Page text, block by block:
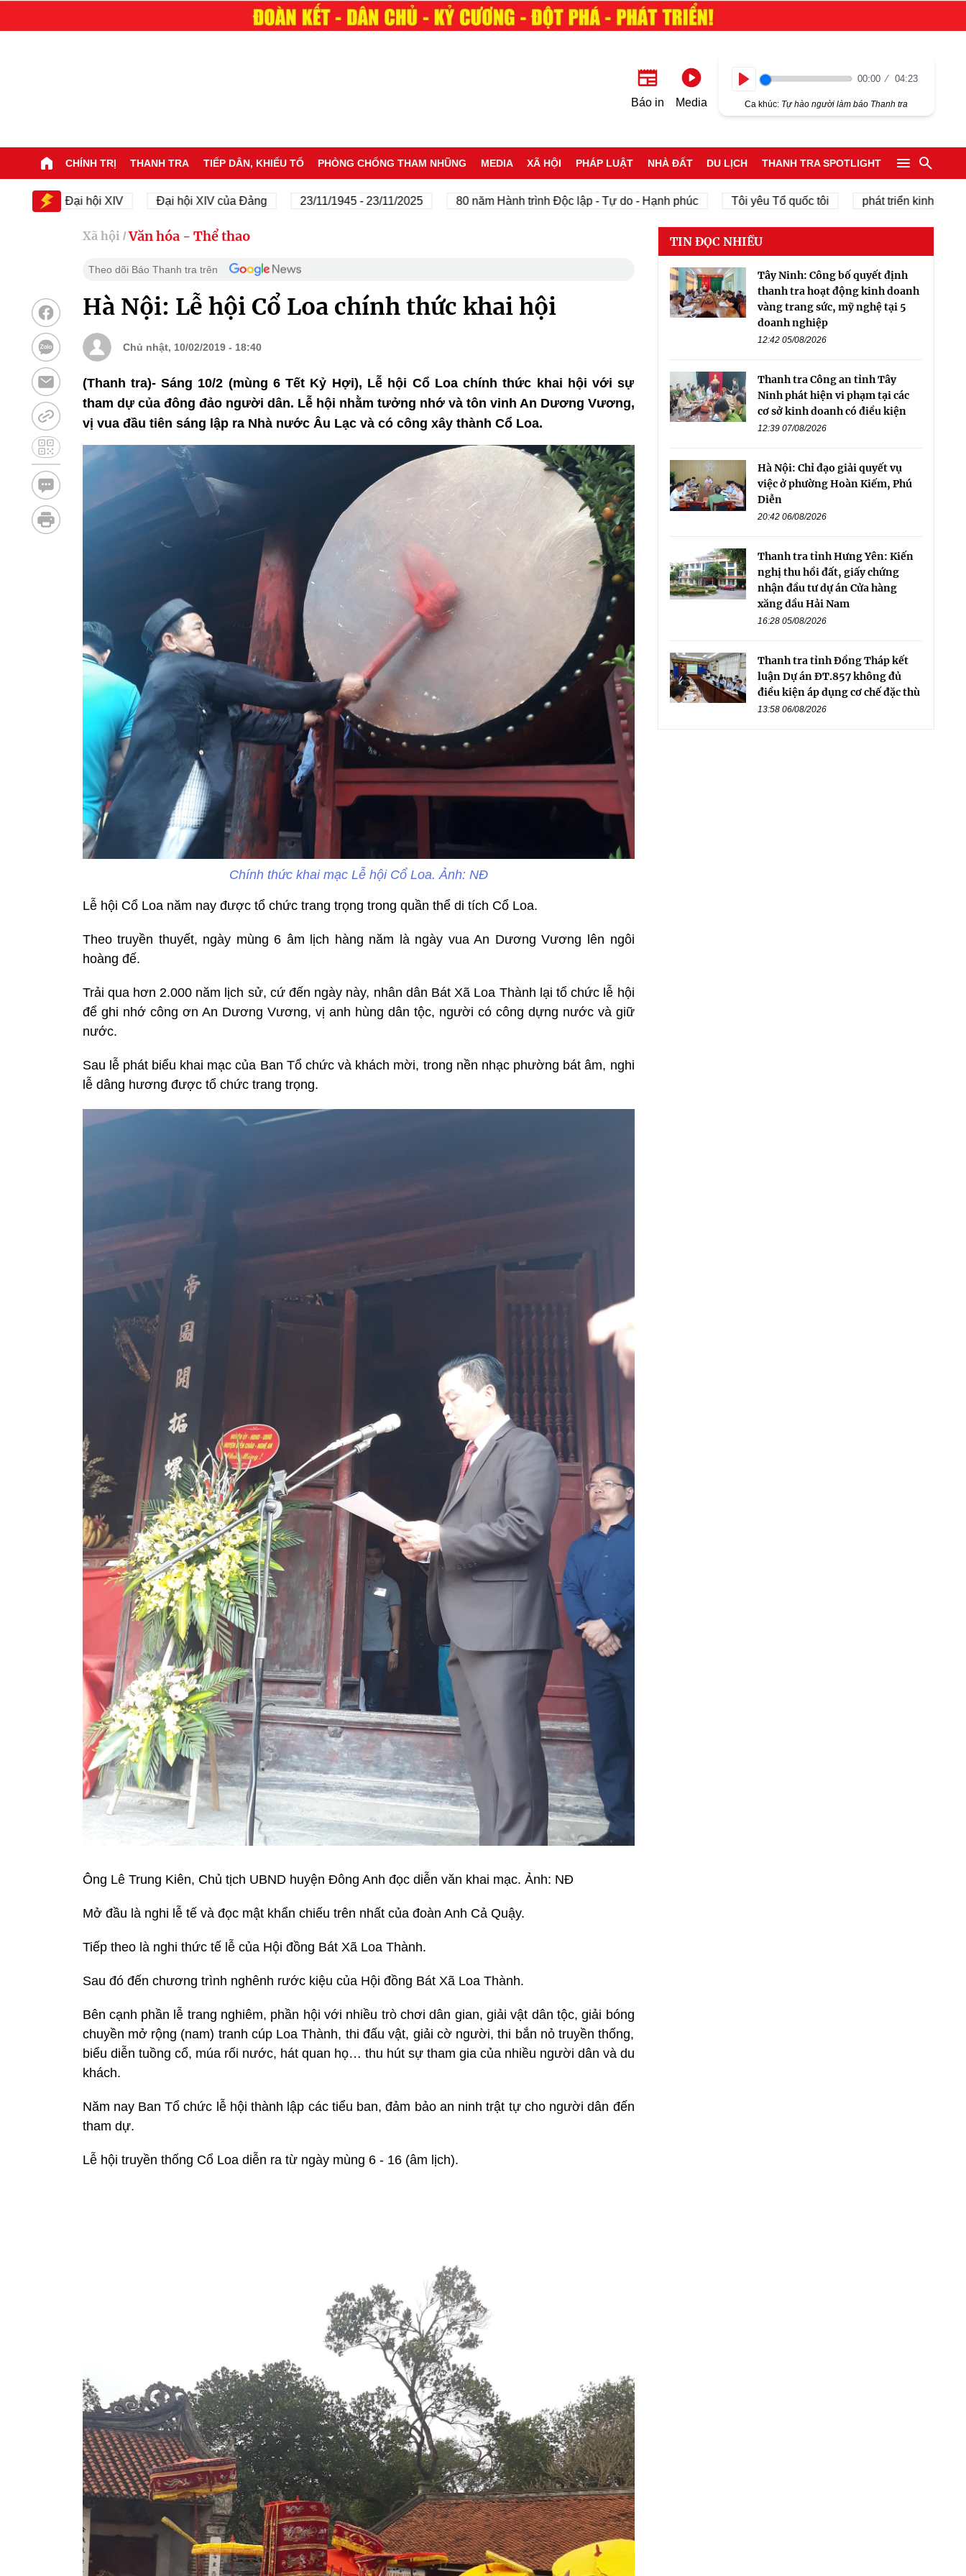
Báo in Media
00:00 04:23
Ca khúc: Tự hào người làm báo Thanh tra
CHÍNH TRỊ THANH TRA TIẾP DÂN, KHIẾU TỐ PHÒNG CHỐNG THAM NHŨNG MEDIA XÃ HỘI PHÁP LUẬT NHÀ ĐẤT DU LỊCH THANH TRA SPOTLIGHT
Đại hội XIV Đại hội XIV của Đảng 23/11/1945 - 23/11/2025 80 năm Hành trình Độc lập - Tự do - Hạnh phúc Tôi yêu Tổ quốc tôi phát triển kinh tế tư nhân
Xã hội / Văn hóa - Thể thao
Theo dõi Báo Thanh tra trên
Hà Nội: Lễ hội Cổ Loa chính thức khai hội
Chủ nhật, 10/02/2019 - 18:40
(Thanh tra)- Sáng 10/2 (mùng 6 Tết Kỷ Hợi), Lễ hội Cổ Loa chính thức khai hội với sự
tham dự của đông đảo người dân. Lễ hội nhằm tưởng nhớ và tôn vinh An Dương Vương,
vị vua đầu tiên sáng lập ra Nhà nước Âu Lạc và có công xây thành Cổ Loa.
Chính thức khai mạc Lễ hội Cổ Loa. Ảnh: NĐ
Lễ hội Cổ Loa năm nay được tổ chức trang trọng trong quần thể di tích Cổ Loa.
Theo truyền thuyết, ngày mùng 6 âm lịch hàng năm là ngày vua An Dương Vương lên ngôi
hoàng đế.
Trải qua hơn 2.000 năm lịch sử, cứ đến ngày này, nhân dân Bát Xã Loa Thành lại tổ chức lễ hội
để ghi nhớ công ơn An Dương Vương, vị anh hùng dân tộc, người có công dựng nước và giữ
nước.
Sau lễ phát biểu khai mạc của Ban Tổ chức và khách mời, trong nền nhạc phường bát âm, nghi
lễ dâng hương được tổ chức trang trọng.
Ông Lê Trung Kiên, Chủ tịch UBND huyện Đông Anh đọc diễn văn khai mạc. Ảnh: NĐ
Mở đầu là nghi lễ tế và đọc mật khẩn chiếu trên nhất của đoàn Anh Cả Quậy.
Tiếp theo là nghi thức tế lễ của Hội đồng Bát Xã Loa Thành.
Sau đó đến chương trình nghênh rước kiệu của Hội đồng Bát Xã Loa Thành.
Bên cạnh phần lễ trang nghiêm, phần hội với nhiều trò chơi dân gian, giải vật dân tộc, giải bóng
chuyền mở rộng (nam) tranh cúp Loa Thành, thi đấu vật, giải cờ người, thi bắn nỏ truyền thống,
biểu diễn tuồng cổ, múa rối nước, hát quan họ… thu hút sự tham gia của nhiều người dân và du
khách.
Năm nay Ban Tổ chức lễ hội thành lập các tiểu ban, đảm bảo an ninh trật tự cho người dân đến
tham dự.
Lễ hội truyền thống Cổ Loa diễn ra từ ngày mùng 6 - 16 (âm lịch).
TIN ĐỌC NHIỀU
Tây Ninh: Công bố quyết định
thanh tra hoạt động kinh doanh
vàng trang sức, mỹ nghệ tại 5
doanh nghiệp
12:42 05/08/2026
Thanh tra Công an tỉnh Tây
Ninh phát hiện vi phạm tại các
cơ sở kinh doanh có điều kiện
12:39 07/08/2026
Hà Nội: Chỉ đạo giải quyết vụ
việc ở phường Hoàn Kiếm, Phú
Diễn
20:42 06/08/2026
Thanh tra tỉnh Hưng Yên: Kiến
nghị thu hồi đất, giấy chứng
nhận đầu tư dự án Cửa hàng
xăng dầu Hải Nam
16:28 05/08/2026
Thanh tra tỉnh Đồng Tháp kết
luận Dự án ĐT.857 không đủ
điều kiện áp dụng cơ chế đặc thù
13:58 06/08/2026